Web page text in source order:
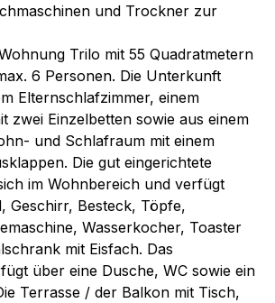
und Trockner zur
Trilo mit 55 Quadratmetern
6 Personen. Die Unterkunft
Elternschlafzimmer, einem
zwei Einzelbetten sowie aus einem
und Schlafraum mit einem
Die gut eingerichtete
im Wohnbereich und verfügt
Geschirr, Besteck, Töpfe,
Wasserkocher, Toaster
mit Eisfach. Das
über eine Dusche, WC sowie ein
Terrasse / der Balkon mit Tisch,